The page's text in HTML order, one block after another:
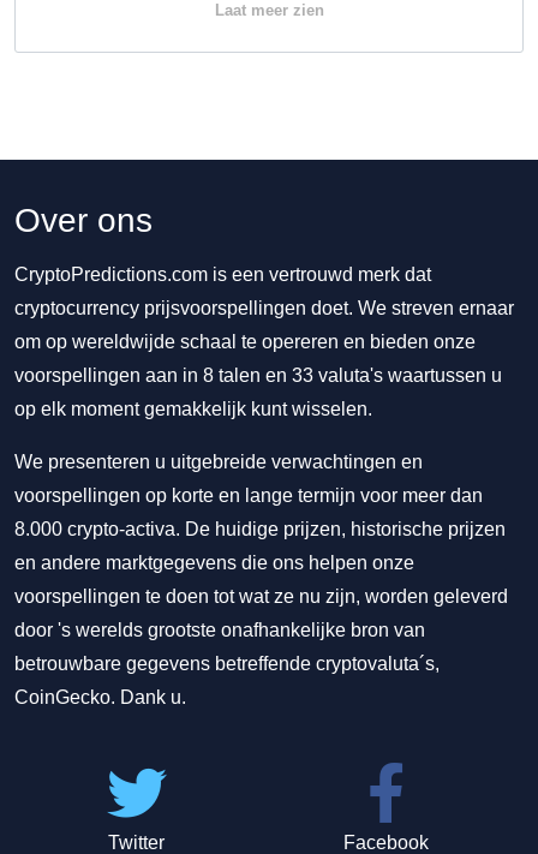
Laat meer zien
Over ons
CryptoPredictions.com is een vertrouwd merk dat
cryptocurrency prijsvoorspellingen doet. We streven ernaar
om op wereldwijde schaal te opereren en bieden onze
voorspellingen aan in 8 talen en 33 valuta's waartussen u
op elk moment gemakkelijk kunt wisselen.
We presenteren u uitgebreide verwachtingen en
voorspellingen op korte en lange termijn voor meer dan
8.000 crypto-activa. De huidige prijzen, historische prijzen
en andere marktgegevens die ons helpen onze
voorspellingen te doen tot wat ze nu zijn, worden geleverd
door 's werelds grootste onafhankelijke bron van
betrouwbare gegevens betreffende cryptovaluta´s,
CoinGecko. Dank u.
Twitter Facebook